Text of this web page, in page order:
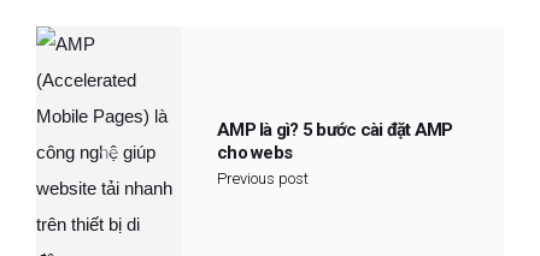
AMP là gì? 5 bước cài đặt AMP
cho webs
Previous post